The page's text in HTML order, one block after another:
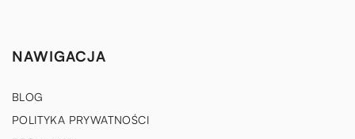
NAWIGACJA
BLOG
POLITYKA PRYWATNOŚCI